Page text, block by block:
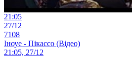
21:05
27/12
7108
Іноуе - Пікассо (Відео)
21:05, 27/12